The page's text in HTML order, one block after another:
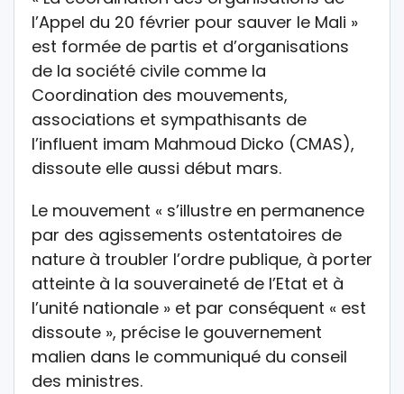
l’Appel du 20 février pour sauver le Mali »
est formée de partis et d’organisations
de la société civile comme la
Coordination des mouvements,
associations et sympathisants de
l’influent imam Mahmoud Dicko (CMAS),
dissoute elle aussi début mars.
Le mouvement « s’illustre en permanence
par des agissements ostentatoires de
nature à troubler l’ordre publique, à porter
atteinte à la souveraineté de l’Etat et à
l’unité nationale » et par conséquent « est
dissoute », précise le gouvernement
malien dans le communiqué du conseil
des ministres.